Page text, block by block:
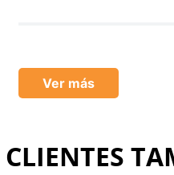
★★★★
Tu nombre
Dirección de email
Ver más
CLIENTES